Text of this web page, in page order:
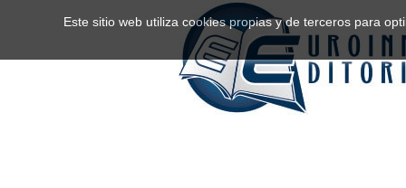
Este sitio web utiliza cookies propias y de terceros para